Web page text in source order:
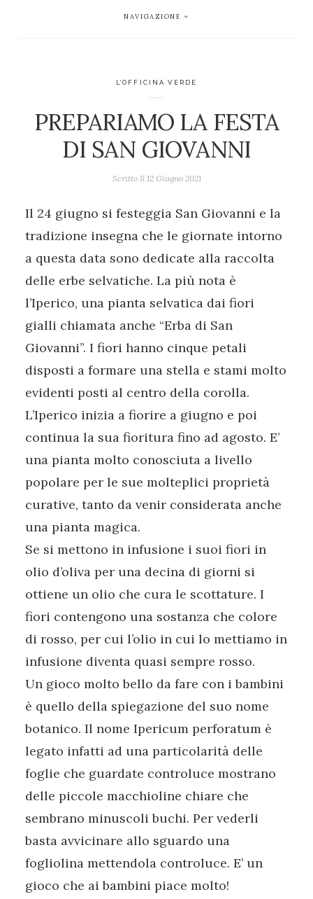
NAVIGAZIONE
L’OFFICINA VERDE
PREPARIAMO LA FESTA
DI SAN GIOVANNI
Scritto Il 12 Giugno 2021
Il 24 giugno si festeggia San Giovanni e la
tradizione insegna che le giornate intorno
a questa data sono dedicate alla raccolta
delle erbe selvatiche. La più nota è
l’Iperico, una pianta selvatica dai fiori
gialli chiamata anche “Erba di San
Giovanni”. I fiori hanno cinque petali
disposti a formare una stella e stami molto
evidenti posti al centro della corolla.
L’Iperico inizia a fiorire a giugno e poi
continua la sua fioritura fino ad agosto. E’
una pianta molto conosciuta a livello
popolare per le sue molteplici proprietà
curative, tanto da venir considerata anche
una pianta magica.
Se si mettono in infusione i suoi fiori in
olio d’oliva per una decina di giorni si
ottiene un olio che cura le scottature. I
fiori contengono una sostanza che colore
di rosso, per cui l’olio in cui lo mettiamo in
infusione diventa quasi sempre rosso.
Un gioco molto bello da fare con i bambini
è quello della spiegazione del suo nome
botanico. Il nome Ipericum perforatum è
legato infatti ad una particolarità delle
foglie che guardate controluce mostrano
delle piccole macchioline chiare che
sembrano minuscoli buchi. Per vederli
basta avvicinare allo sguardo una
fogliolina mettendola controluce. E’ un
gioco che ai bambini piace molto!